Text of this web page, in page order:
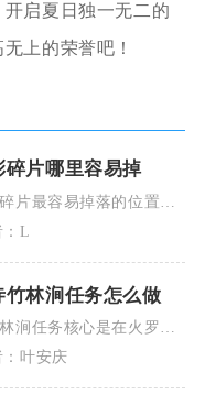
启夏日独一无二的
上的荣誉吧！
碎片哪里容易掉
片最容易掉落的位置为
次是渔夫宝箱、远古果
：L
林涧任务怎么做
涧任务核心是在火罗国
区域内完成击杀，精准
：叶安庆